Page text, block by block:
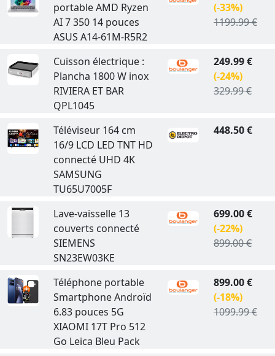
portable AMD Ryzen
AI 7 350 14 pouces
ASUS A14-61M-R5R2
(-33%)
1199.99 €
Cuisson électrique :
Plancha 1800 W inox
RIVIERA ET BAR
QPL1045
249.99 €
(-24%)
329.99 €
Téléviseur 164 cm
16/9 LCD LED TNT HD
connecté UHD 4K
SAMSUNG
TU65U7005F
448.50 €
Lave-vaisselle 13
couverts connecté
SIEMENS
SN23EW03KE
699.00 €
(-22%)
899.00 €
Téléphone portable
Smartphone Androïd
6.83 pouces 5G
XIAOMI 17T Pro 512
Go Leica Bleu Pack
899.00 €
(-18%)
1099.99 €